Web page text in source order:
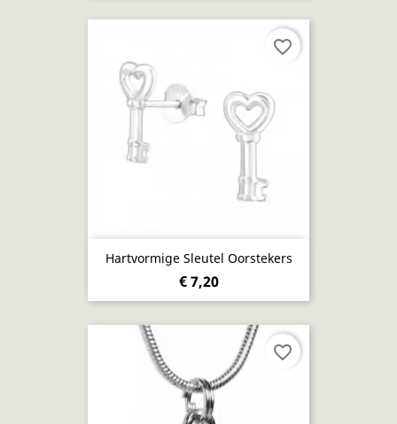
Hartvormige Sleutel Oorstekers
€ 7,20
favorite_border
favorite_border